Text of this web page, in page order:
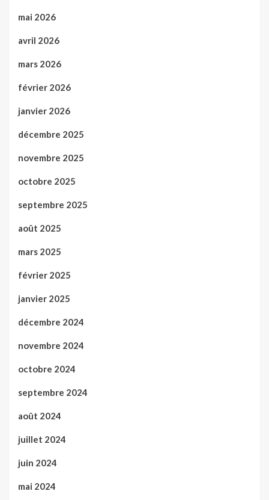
mai 2026
avril 2026
mars 2026
février 2026
janvier 2026
décembre 2025
novembre 2025
octobre 2025
septembre 2025
août 2025
mars 2025
février 2025
janvier 2025
décembre 2024
novembre 2024
octobre 2024
septembre 2024
août 2024
juillet 2024
juin 2024
mai 2024